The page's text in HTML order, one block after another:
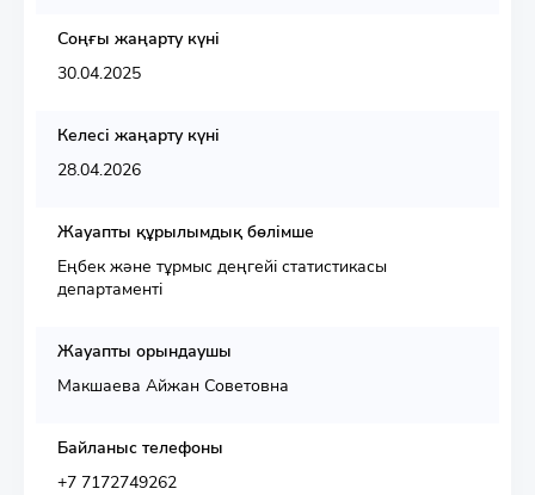
Соңғы жаңарту күні
30.04.2025
Келесі жаңарту күні
28.04.2026
Жауапты құрылымдық бөлімше
Еңбек және тұрмыс деңгейі статистикасы
департаменті
Жауапты орындаушы
Макшаева Айжан Советовна
Байланыс телефоны
+7 7172749262